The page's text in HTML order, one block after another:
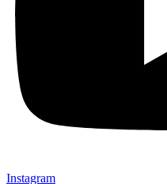
Instagram